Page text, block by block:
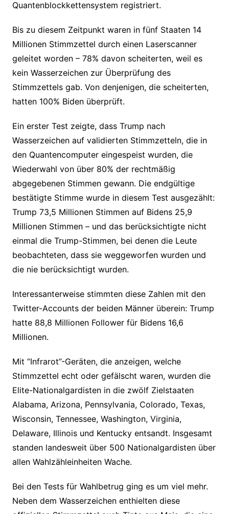
Quantenblockkettensystem registriert.
Bis zu diesem Zeitpunkt waren in fünf Staaten 14
Millionen Stimmzettel durch einen Laserscanner
geleitet worden – 78% davon scheiterten, weil es
kein Wasserzeichen zur Überprüfung des
Stimmzettels gab. Von denjenigen, die scheiterten,
hatten 100% Biden überprüft.
Ein erster Test zeigte, dass Trump nach
Wasserzeichen auf validierten Stimmzetteln, die in
den Quantencomputer eingespeist wurden, die
Wiederwahl von über 80% der rechtmäßig
abgegebenen Stimmen gewann. Die endgültige
bestätigte Stimme wurde in diesem Test ausgezählt:
Trump 73,5 Millionen Stimmen auf Bidens 25,9
Millionen Stimmen – und das berücksichtigte nicht
einmal die Trump-Stimmen, bei denen die Leute
beobachteten, dass sie weggeworfen wurden und
die nie berücksichtigt wurden.
Interessanterweise stimmten diese Zahlen mit den
Twitter-Accounts der beiden Männer überein: Trump
hatte 88,8 Millionen Follower für Bidens 16,6
Millionen.
Mit “Infrarot”-Geräten, die anzeigen, welche
Stimmzettel echt oder gefälscht waren, wurden die
Elite-Nationalgardisten in die zwölf Zielstaaten
Alabama, Arizona, Pennsylvania, Colorado, Texas,
Wisconsin, Tennessee, Washington, Virginia,
Delaware, Illinois und Kentucky entsandt. Insgesamt
standen landesweit über 500 Nationalgardisten über
allen Wahlzähleinheiten Wache.
Bei den Tests für Wahlbetrug ging es um viel mehr.
Neben dem Wasserzeichen enthielten diese